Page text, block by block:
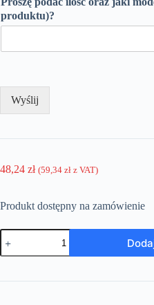
produktu)?
Wyślij
48,24 zł (59,34 zł z VAT)
Produkt dostępny na zamówienie
ilość
Stopka
wahliwa
średnica